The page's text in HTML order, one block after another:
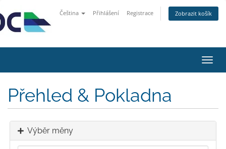
Čeština Přihlášení Registrace Zobrazit košík
Přehled & Pokladna
Výběr měny